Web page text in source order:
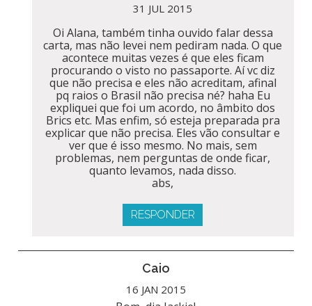
31 JUL 2015
Oi Alana, também tinha ouvido falar dessa
carta, mas não levei nem pediram nada. O que
acontece muitas vezes é que eles ficam
procurando o visto no passaporte. Aí vc diz
que não precisa e eles não acreditam, afinal
pq raios o Brasil não precisa né? haha Eu
expliquei que foi um acordo, no âmbito dos
Brics etc. Mas enfim, só esteja preparada pra
explicar que não precisa. Eles vão consultar e
ver que é isso mesmo. No mais, sem
problemas, nem perguntas de onde ficar,
quanto levamos, nada disso.
abs,
RESPONDER
Caio
16 JAN 2015